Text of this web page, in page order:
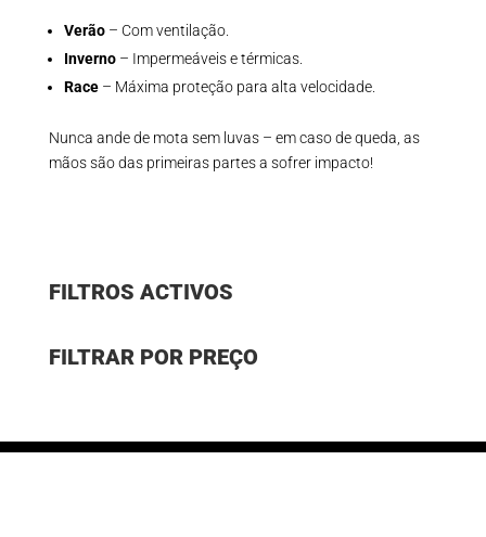
Verão – Com ventilação.
Inverno – Impermeáveis e térmicas.
Race – Máxima proteção para alta velocidade.
Nunca ande de mota sem luvas – em caso de queda, as
mãos são das primeiras partes a sofrer impacto!
FILTROS ACTIVOS
FILTRAR POR PREÇO